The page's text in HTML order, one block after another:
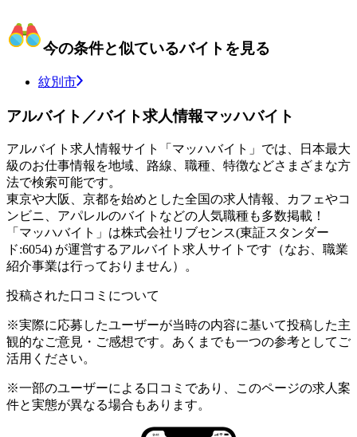
今の条件と似ているバイトを見る
紋別市
アルバイト／バイト求人情報マッハバイト
アルバイト求人情報サイト「マッハバイト」では、日本最大
級のお仕事情報を地域、路線、職種、特徴などさまざまな方
法で検索可能です。
東京や大阪、京都を始めとした全国の求人情報、カフェやコ
ンビニ、アパレルのバイトなどの人気職種も多数掲載！
「マッハバイト」は株式会社リブセンス(東証スタンダー
ド:6054) が運営するアルバイト求人サイトです（なお、職業
紹介事業は行っておりません）。
投稿された口コミについて
※実際に応募したユーザーが当時の内容に基いて投稿した主
観的なご意見・ご感想です。あくまでも一つの参考としてご
活用ください。
※一部のユーザーによる口コミであり、このページの求人案
件と実態が異なる場合もあります。